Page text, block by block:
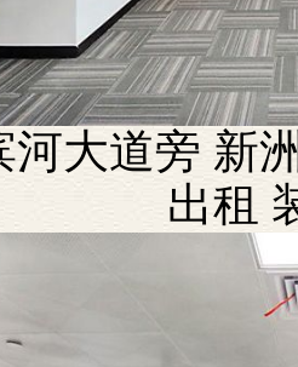
河大道旁 新
出租